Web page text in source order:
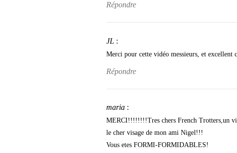
Répondre
JL :
Merci pour cette vidéo messieurs, et excellent
Répondre
maria :
MERCI!!!!!!!!Tres chers French Trotters,un
le cher visage de mon ami Nigel!!!
Vous etes FORMI-FORMIDABLES!